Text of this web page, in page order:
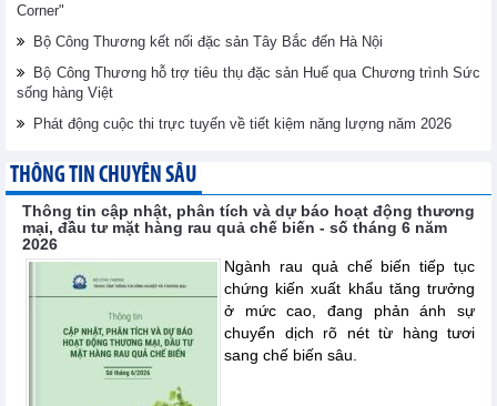
Corner"
Bộ Công Thương kết nối đặc sản Tây Bắc đến Hà Nội
Bộ Công Thương hỗ trợ tiêu thụ đặc sản Huế qua Chương trình Sức
sống hàng Việt
Phát động cuộc thi trực tuyến về tiết kiệm năng lượng năm 2026
THÔNG TIN CHUYÊN SÂU
Thông tin cập nhật, phân tích và dự báo hoạt động thương
mại, đầu tư mặt hàng rau quả chế biến - số tháng 6 năm
2026
Ngành rau quả chế biến tiếp tục
chứng kiến xuất khẩu tăng trưởng
ở mức cao, đang phản ánh sự
chuyển dịch rõ nét từ hàng tươi
sang chế biến sâu.